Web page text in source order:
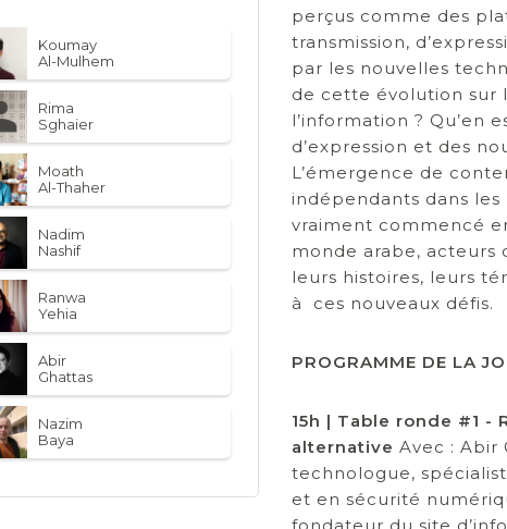
Koumay
Al-Mulhem
Rima
Sghaier
Moath
Al-Thaher
Nadim
Nashif
Ranwa
Yehia
Abir
Ghattas
Nazim
Baya
perçus comme des
transmission,
par les nouvelles
de cette évolution sur
l’information ? Qu’en
d’expression et des
L’émergence de
indépendants dans
vraiment commencé
monde arabe, acteurs
leurs histoires, leurs
à ces nouveaux défis.
PROGRAMME DE LA
15h | Table ronde #1 -
alternative Avec : Abir
technologue,
et en sécurité